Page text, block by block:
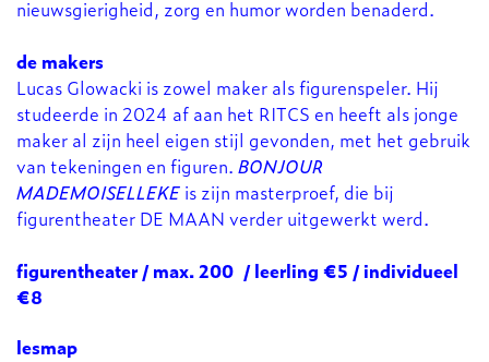
nieuwsgierigheid, zorg en humor worden benaderd.
de makers
Lucas Glowacki is zowel maker als figurenspeler. Hij
studeerde in 2024 af aan het RITCS en heeft als jonge
maker al zijn heel eigen stijl gevonden, met het gebruik
van tekeningen en figuren. BONJOUR
MADEMOISELLEKE is zijn masterproef, die bij
figurentheater DE MAAN verder uitgewerkt werd.
figurentheater / max. 200 / leerling €5 / individueel
€8
lesmap